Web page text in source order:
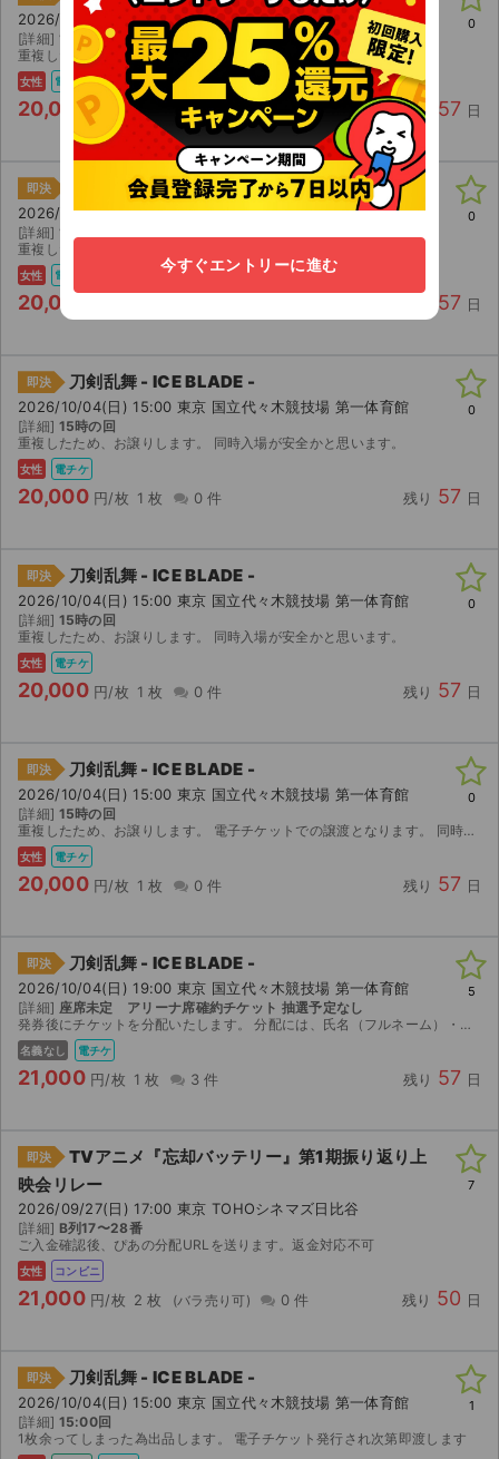
2026/10/04(日) 11:00 東京 国立代々木競技場 第一体育館
[詳細] 11時の回
重複したため、お譲りします。 同時入場が安全かと思います。
女性 電チケ
20,000 円/枚 1 枚 0 件 残り 57 日
0
即決 刀剣乱舞 - ICE BLADE -
2026/10/04(日) 11:00 東京 国立代々木競技場 第一体育館
[詳細] 11時の回
重複したため、お譲りします。 同時入場が安全かと思います。
女性 電チケ
20,000 57 日
0
即決 刀剣乱舞 - ICE BLADE -
2026/10/04(日) 15:00 東京 国立代々木競技場 第一体育館
[詳細] 15時の回
重複したため、お譲りします。 同時入場が安全かと思います。
女性 電チケ
20,000 円/枚 1 枚 0 件 残り 57 日
0
即決 刀剣乱舞 - ICE BLADE -
2026/10/04(日) 15:00 東京 国立代々木競技場 第一体育館
[詳細] 15時の回
重複したため、お譲りします。 同時入場が安全かと思います。
女性 電チケ
20,000 円/枚 1 枚 0 件 残り 57 日
0
即決 刀剣乱舞 - ICE BLADE -
2026/10/04(日) 15:00 東京 国立代々木競技場 第一体育館
[詳細] 15時の回
重複したため、お譲りします。 電子チケットでの譲渡となります。 同時入場が安全かと思います。
女性 電チケ
20,000 円/枚 1 枚 0 件 残り 57 日
0
即決 刀剣乱舞 - ICE BLADE -
2026/10/04(日) 19:00 東京 国立代々木競技場 第一体育館
[詳細] 座席未定 アリーナ席確約チケット 抽選予定なし
発券後にチケットを分配いたします。 分配には、氏名（フルネーム）・電話番号が必要となります。 当日の同時入場も可能です。お気軽にお問い合わせください。
名義なし 電チケ
21,000 円/枚 1 枚 3 件 残り 57 日
5
即決
TVアニメ『忘却バッテリー』第1期振り返り上
映会リレー
2026/09/27(日) 17:00 東京 TOHOシネマズ日比谷
[詳細] B列17〜28番
ご入金確認後、ぴあの分配URLを送ります。返金対応不可
女性 コンビニ
21,000 円/枚 2 枚 0 件 残り 50 日
7
即決 刀剣乱舞 - ICE BLADE -
2026/10/04(日) 15:00 東京 国立代々木競技場 第一体育館
[詳細] 15:00回
1枚余ってしまった為出品します。 電子チケット発行され次第即渡します
1
今すぐエントリーに進む